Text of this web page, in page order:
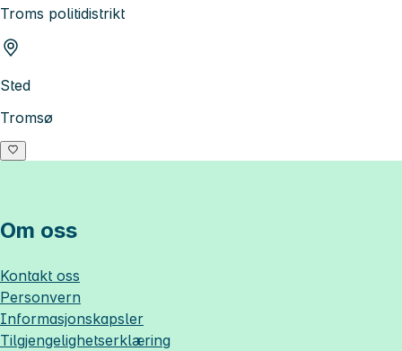
Troms politidistrikt
Sted
Tromsø
Om oss
Kontakt oss
Personvern
Informasjonskapsler
Tilgjengelighetserklæring